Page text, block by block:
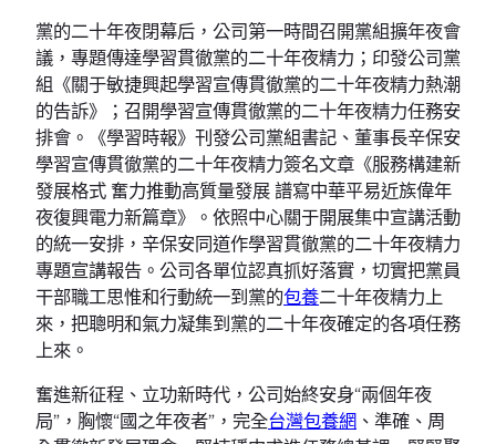
黨的二十年夜閉幕后，公司第一時間召開黨組擴年夜會
議，專題傳達學習貫徹黨的二十年夜精力；印發公司黨
組《關于敏捷興起學習宣傳貫徹黨的二十年夜精力熱潮
的告訴》；召開學習宣傳貫徹黨的二十年夜精力任務安
排會。《學習時報》刊發公司黨組書記、董事長辛保安
學習宣傳貫徹黨的二十年夜精力簽名文章《服務構建新
發展格式 奮力推動高質量發展 譜寫中華平易近族偉年
夜復興電力新篇章》。依照中心關于開展集中宣講活動
的統一安排，辛保安同道作學習貫徹黨的二十年夜精力
專題宣講報告。公司各單位認真抓好落實，切實把黨員
干部職工思惟和行動統一到黨的包養二十年夜精力上
來，把聰明和氣力凝集到黨的二十年夜確定的各項任務
上來。
奮進新征程、立功新時代，公司始終安身“兩個年夜
局”，胸懷“國之年夜者”，完全台灣包養網 、準確、周